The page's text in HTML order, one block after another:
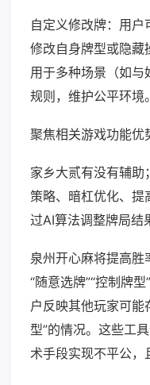
自定义修改牌：用户
修改自身牌型或隐藏
用于多种场景（如
规则，维护公平环境。
聚焦相关游戏功能优
家乡大贰有没有辅
策略、暗杠优化、
过AI算法调整牌局结
泉州开心麻将提高
“随意选牌”“控制牌
户反映其他玩家可能
型”的情况。这些工
术手段实现不平公，